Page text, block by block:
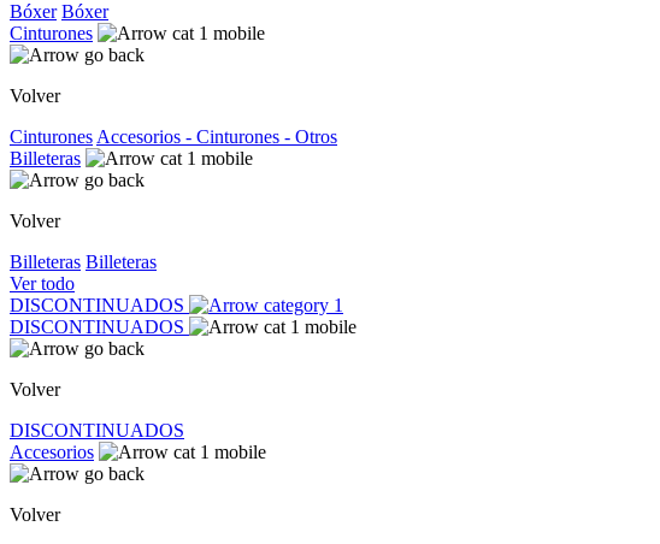
Bóxer Bóxer
Cinturones
Volver
Cinturones Accesorios - Cinturones - Otros
Billeteras
Volver
Billeteras Billeteras
Ver todo
DISCONTINUADOS
DISCONTINUADOS
Volver
DISCONTINUADOS
Accesorios
Volver